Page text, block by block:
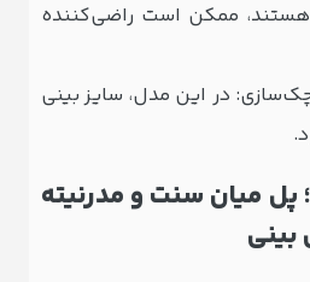
ممکن است راضی‌کننده
در این مدل، سایز بینی
پل میان سنت و مدرنیته